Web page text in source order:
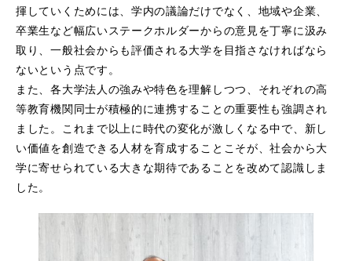
揮していくためには、学内の議論だけでなく、地域や企業、
卒業生など幅広いステークホルダーからの意見を丁寧に汲み
取り、一般社会からも評価される大学を目指さなければなら
ないという点です。
また、各大学法人の強みや特色を理解しつつ、それぞれの高
等教育機関同士が積極的に連携することの重要性も強調され
ました。これまで以上に時代の変化が激しくなる中で、新し
い価値を創造できる人材を育成することこそが、社会から大
学に寄せられている大きな期待であることを改めて認識しま
した。